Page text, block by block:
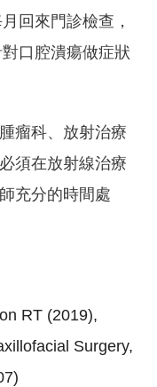
回來門診檢查，
口腔潰瘍做症狀
瘤科、放射治療
須在放射線治療
充分的時間處
RT (2019),
Surgery,